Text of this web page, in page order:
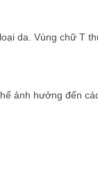
da. Vùng chữ T
ảnh hưởng đến